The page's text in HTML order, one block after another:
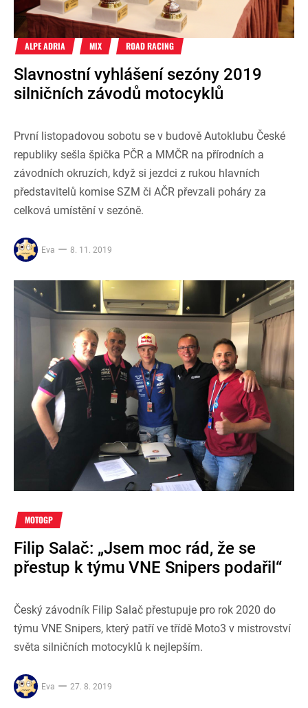
ALPE ADRIA MIX ROAD RACING
Slavnostní vyhlášení sezóny 2019
silničních závodů motocyklů
První listopadovou sobotu se v budově Autoklubu České
republiky sešla špička PČR a MMČR na přírodních a
závodních okruzích, když si jezdci z rukou hlavních
představitelů komise SZM či AČR převzali poháry za
celková umístění v sezóně.
Eva 8. 11. 2019
MOTOGP
Filip Salač: „Jsem moc rád, že se
přestup k týmu VNE Snipers podařil“
Český závodník Filip Salač přestupuje pro rok 2020 do
týmu VNE Snipers, který patří ve třídě Moto3 v mistrovství
světa silničních motocyklů k nejlepším.
Eva 27. 8. 2019